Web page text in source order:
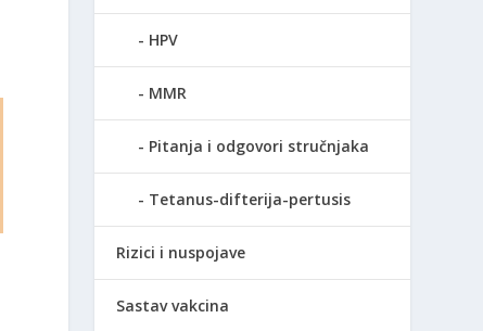
HPV
MMR
Pitanja i odgovori stručnjaka
Tetanus-difterija-pertusis
Rizici i nuspojave
Sastav vakcina